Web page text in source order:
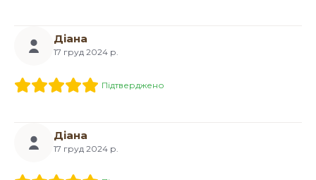
Діана
17 груд 2024 р.
Підтверджено
Діана
17 груд 2024 р.